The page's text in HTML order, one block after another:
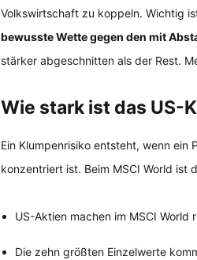
Volkswirtschaft zu koppeln. Wichtig
bewusste Wette gegen den mit
stärker abgeschnitten als der Rest.
Wie stark ist das US-
Ein Klumpenrisiko entsteht, wenn ein
konzentriert ist. Beim MSCI World ist
US-Aktien machen im MSCI World
Die zehn größten Einzelwerte